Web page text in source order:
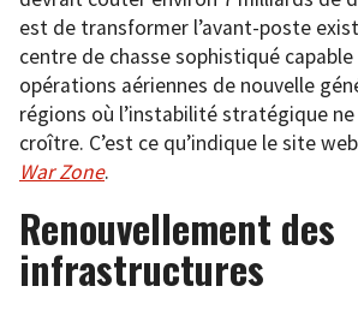
est de transformer l’avant-poste
centre de chasse sophistiqué
opérations aériennes de nouvelle
régions où l’instabilité stratégique ne
croître. C’est ce qu’indique le site
War Zone.
Renouvellement des
infrastructures